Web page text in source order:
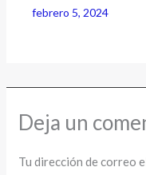
febrero 5, 2024
Deja un
Tu dirección de correo